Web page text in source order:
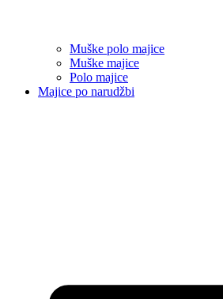
Muške polo majice
Muške majice
Polo majice
Majice po narudžbi